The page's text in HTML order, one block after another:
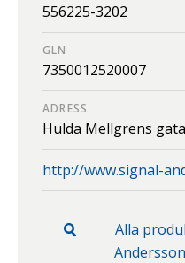
556225-3202
GLN
7350012520007
ADRESS
Hulda Mellgrens
http://www.signal-
Alla